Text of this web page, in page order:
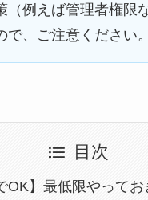
（例えば管理者権限
で、ご注意ください。
目次
OK】最低限やって